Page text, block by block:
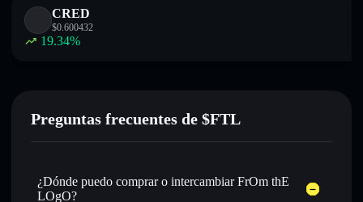
CRED
$0.600432
19.34%
Preguntas frecuentes de $FTL
¿Dónde puedo comprar o intercambiar FrOm thE
LOgO?